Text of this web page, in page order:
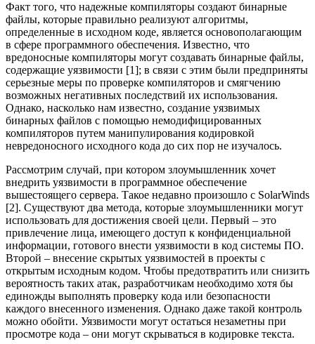
Факт того, что надежные компиляторы создают бинарные
файлы, которые правильно реализуют алгоритмы,
определенные в исходном коде, является основополагающим
в сфере программного обеспечения. Известно, что
вредоносные компиляторы могут создавать бинарные файлы,
содержащие уязвимости [1]; в связи с этим были предприняты
серьезные меры по проверке компиляторов и смягчению
возможных негативных последствий их использования.
Однако, насколько нам известно, создание уязвимых
бинарных файлов с помощью немодифицированных
компиляторов путем манипулирования кодировкой
невредоносного исходного кода до сих пор не изучалось.
Рассмотрим случай, при котором злоумышленник хочет
внедрить уязвимости в программное обеспечение
вышестоящего сервера. Такое недавно произошло с SolarWinds
[2]. Существуют два метода, которые злоумышленники могут
использовать для достижения своей цели. Первый – это
привлечение лица, имеющего доступ к конфиденциальной
информации, готового внести уязвимости в код системы ПО.
Второй – внесение скрытых уязвимостей в проекты с
открытым исходным кодом. Чтобы предотвратить или снизить
вероятность таких атак, разработчикам необходимо хотя бы
единожды выполнять проверку кода или безопасности
каждого внесенного изменения. Однако даже такой контроль
можно обойти. Уязвимости могут остаться незаметны при
просмотре кода – они могут скрываться в кодировке текста.